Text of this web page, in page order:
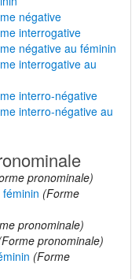
négative
interrogative
négative au féminin
interrogative au
interro-négative
interro-négative au
pronominale)
(Forme
pronominale)
pronominale)
(Forme